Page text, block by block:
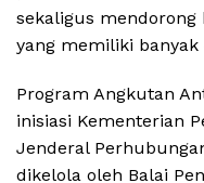
sekaligus
yang memiliki
Program Angkutan
inisiasi Kementerian
Jenderal
dikelola oleh Balai